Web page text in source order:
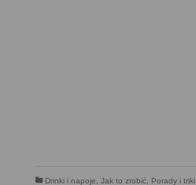
Drinki i napoje, Jak to zrobić, Porady i triki